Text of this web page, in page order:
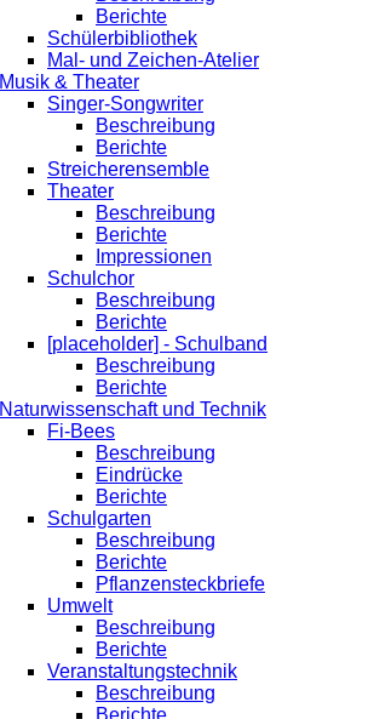
Berichte
Schülerbibliothek
Mal- und Zeichen-Atelier
Musik & Theater
Singer-Songwriter
Beschreibung
Berichte
Streicherensemble
Theater
Beschreibung
Berichte
Impressionen
Schulchor
Beschreibung
Berichte
[placeholder] - Schulband
Beschreibung
Berichte
Naturwissenschaft und Technik
Fi-Bees
Beschreibung
Eindrücke
Berichte
Schulgarten
Beschreibung
Berichte
Pflanzensteckbriefe
Umwelt
Beschreibung
Berichte
Veranstaltungstechnik
Beschreibung
Berichte